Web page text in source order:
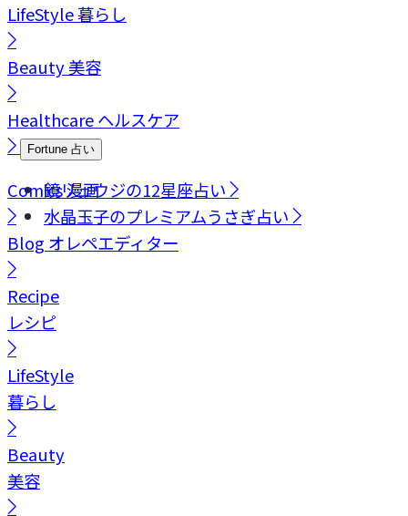
LifeStyle暮らし
Beauty美容
Healthcareヘルスケア
Fortune 占い
鏡リュウジの12星座占い
水晶玉子のプレミアムうさぎ占い
Comics漫画
Blog オレペエディター
Recipe
レシピ
LifeStyle
暮らし
Beauty
美容